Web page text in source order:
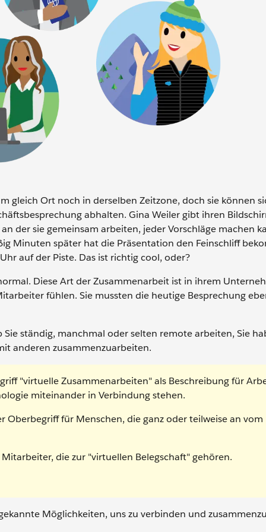
gleich Ort noch in derselben Zeitzone, doch sie können
abhalten. Gina Weiler gibt ihren
der sie gemeinsam arbeiten, jeder Vorschläge machen
Minuten später hat die Präsentation den Feinschliff
auf der Piste. Das ist richtig cool, oder?
Diese Art der Zusammenarbeit ist in ihrem
fühlen. Sie mussten die heutige Besprechung
ständig, manchmal oder selten remote arbeiten, Sie
anderen zusammenzuarbeiten.
"virtuelle Zusammenarbeiten" als Beschreibung für
miteinander in Verbindung stehen.
Oberbegriff für Menschen, die ganz oder teilweise an vom
die zur "virtuellen Belegschaft" gehören.
Möglichkeiten, uns zu verbinden und